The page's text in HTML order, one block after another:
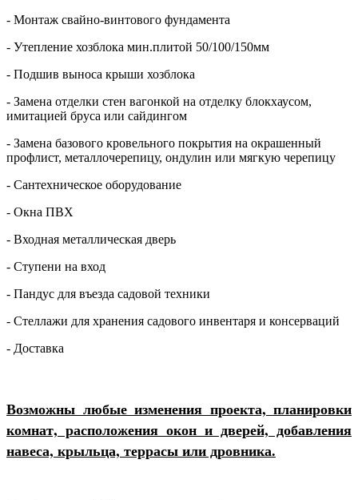
- Монтаж свайно-винтового фундамента
- Утепление хозблока мин.плитой 50/100/150мм
- Подшив выноса крыши хозблока
- Замена отделки стен вагонкой на отделку блокхаусом,
имитацией бруса или сайдингом
- Замена базового кровельного покрытия на окрашенный
профлист, металлочерепицу, ондулин или мягкую черепицу
- Сантехническое оборудование
- Окна ПВХ
- Входная металлическая дверь
- Ступени на вход
- Пандус для въезда садовой техники
- Стеллажи для хранения садового инвентаря и консерваций
- Доставка
Возможны любые изменения проекта, планировки
комнат, расположения окон и дверей, добавления
навеса, крыльца, террасы или дровника.